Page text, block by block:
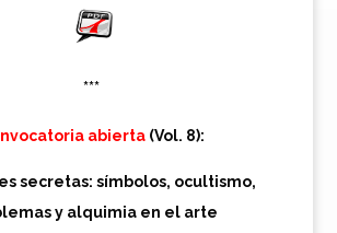
***
abierta(Vol. 8):
secretas: símbolos, ocultismo,
y alquimia en el arte